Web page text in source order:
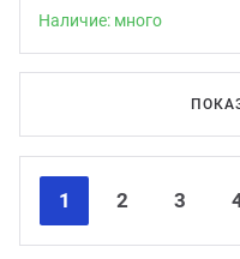
Наличие: много
1 2 3